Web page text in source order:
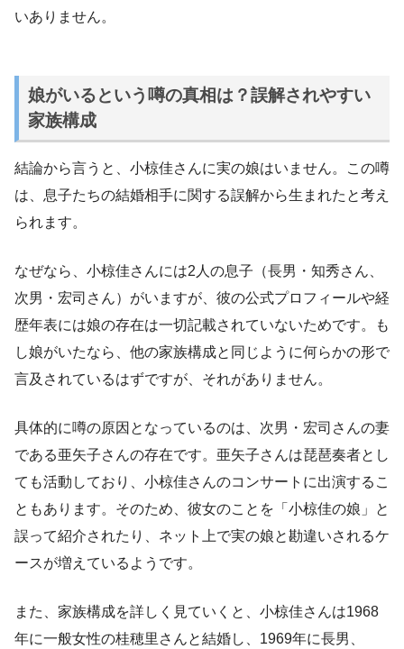
いありません。
娘がいるという噂の真相は？誤解されやすい
家族構成
結論から言うと、小椋佳さんに実の娘はいません。この噂
は、息子たちの結婚相手に関する誤解から生まれたと考え
られます。
なぜなら、小椋佳さんには2人の息子（長男・知秀さん、
次男・宏司さん）がいますが、彼の公式プロフィールや経
歴年表には娘の存在は一切記載されていないためです。も
し娘がいたなら、他の家族構成と同じように何らかの形で
言及されているはずですが、それがありません。
具体的に噂の原因となっているのは、次男・宏司さんの妻
である亜矢子さんの存在です。亜矢子さんは琵琶奏者とし
ても活動しており、小椋佳さんのコンサートに出演するこ
ともあります。そのため、彼女のことを「小椋佳の娘」と
誤って紹介されたり、ネット上で実の娘と勘違いされるケ
ースが増えているようです。
また、家族構成を詳しく見ていくと、小椋佳さんは1968
年に一般女性の桂穂里さんと結婚し、1969年に長男、